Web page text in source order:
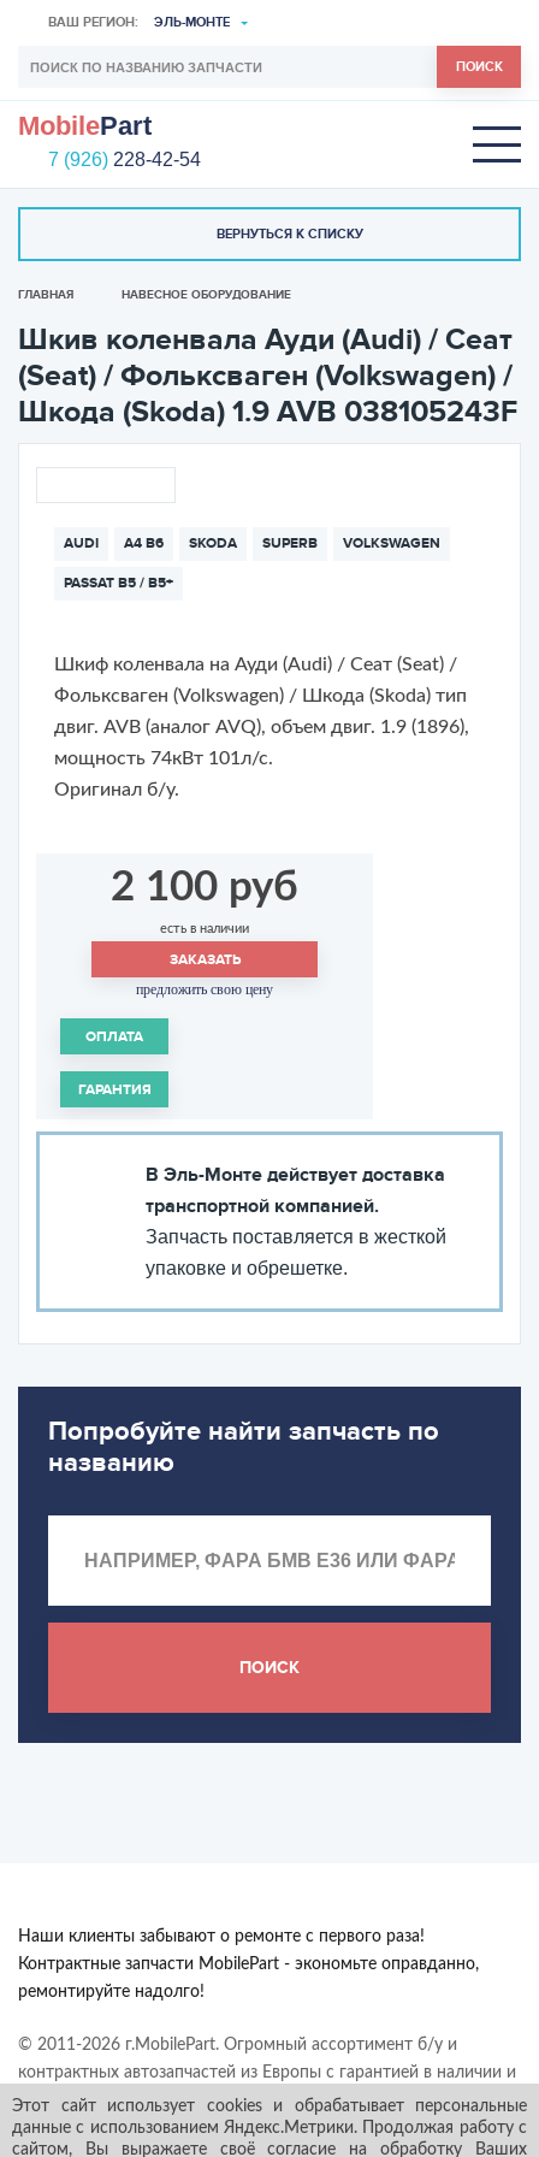
ВАШ РЕГИОН: ЭЛЬ-МОНТЕ
ПОИСК
MobilePart
7 (926) 228-42-54
ВЕРНУТЬСЯ К СПИСКУ
ГЛАВНАЯ НАВЕСНОЕ ОБОРУДОВАНИЕ
Шкив коленвала Ауди (Audi) / Сеат
(Seat) / Фольксваген (Volkswagen) /
Шкода (Skoda) 1.9 AVB 038105243F
AUDI A4 B6 SKODA SUPERB VOLKSWAGEN
PASSAT B5 / B5+
Шкиф коленвала на Ауди (Audi) / Сеат (Seat) /
Фольксваген (Volkswagen) / Шкода (Skoda) тип
двиг. AVB (аналог AVQ), объем двиг. 1.9 (1896),
мощность 74кВт 101л/с.
Оригинал б/у.
2 100 руб
есть в наличии
ЗАКАЗАТЬ
предложить свою цену
ОПЛАТА
ГАРАНТИЯ
В Эль-Монте действует доставка
транспортной компанией.
Запчасть поставляется в жесткой
упаковке и обрешетке.
Попробуйте найти запчасть по
названию
ПОИСК
Наши клиенты забывают о ремонте с первого раза!
Контрактные запчасти MobilePart - экономьте оправданно,
ремонтируйте надолго!
© 2011-2026 г.MobilePart. Огромный ассортимент б/у и
контрактных автозапчастей из Европы с гарантией в наличии и
под заказ. Все права защищены.
Этот сайт использует cookies и обрабатывает персональные
данные с использованием Яндекс.Метрики. Продолжая работу с
сайтом, Вы выражаете своё согласие на обработку Ваших